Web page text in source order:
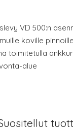
VD 500:n
koville
toimitetulla
alue